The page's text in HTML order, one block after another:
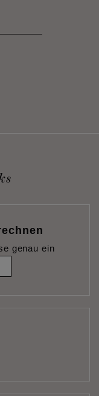
genau ein